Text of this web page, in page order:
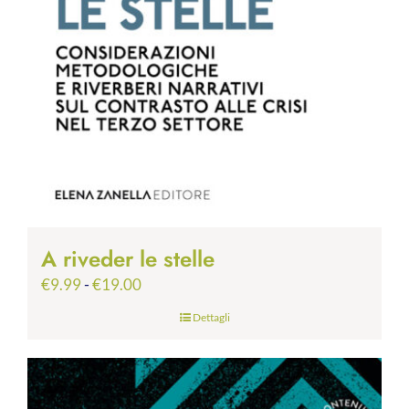
A riveder le stelle
€9.99-€19.00Fascia
€9.99
a
Dettagli